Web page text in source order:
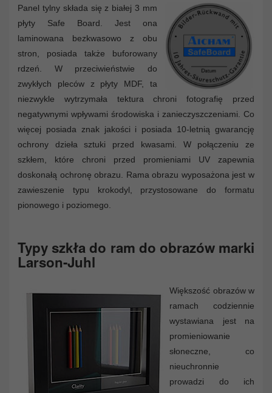
Panel tylny składa się z białej 3 mm
płyty Safe Board. Jest ona
laminowana bezkwasowo z obu
stron, posiada także buforowany
rdzeń. W przeciwieństwie do
zwykłych pleców z płyty MDF, ta
niezwykle wytrzymała tektura chroni fotografię przed
negatywnymi wpływami środowiska i zanieczyszczeniami. Co
więcej posiada znak jakości i posiada 10-letnią gwarancję
ochrony dzieła sztuki przed kwasami. W połączeniu ze
szkłem, które chroni przed promieniami UV zapewnia
doskonałą ochronę obrazu. Rama obrazu wyposażona jest w
zawieszenie typu krokodyl, przystosowane do formatu
pionowego i poziomego.
Typy szkła do ram do obrazów marki
Larson-Juhl
Większość obrazów w
ramach codziennie
wystawiana jest na
promieniowanie
słoneczne, co
nieuchronnie
prowadzi do ich